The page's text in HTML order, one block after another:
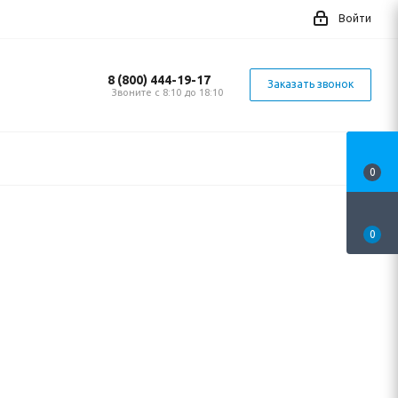
Войти
8 (800) 444-19-17
Звоните с 8:10 до 18:10
Заказать звонок
0
0